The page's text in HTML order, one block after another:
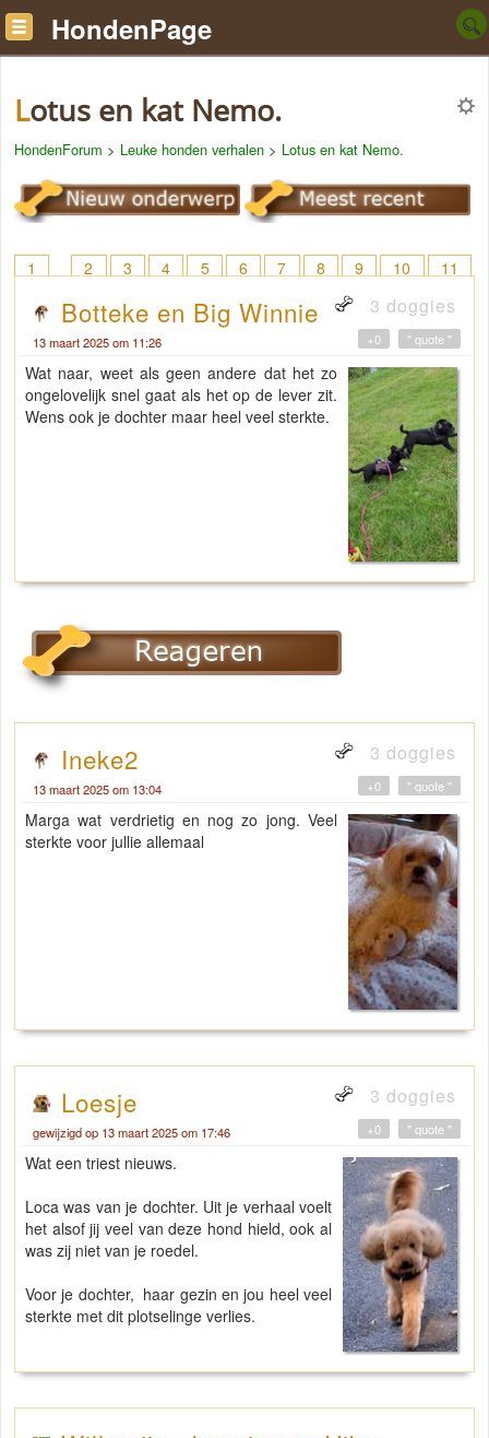
HondenPage
Lotus en kat Nemo.
HondenForum > Leuke honden verhalen > Lotus en kat Nemo.
1 2 3 4 5 6 7 8 9 10
11
Botteke en Big Winnie 3 doggies
13 maart 2025 om 11:26 " quote "
+0
Wat naar, weet als geen andere dat het zo
ongelovelijk snel gaat als het op de lever zit.
Wens ook je dochter maar heel veel sterkte.
Ineke2 3 doggies
13 maart 2025 om 13:04 " quote "
+0
Marga wat verdrietig en nog zo jong. Veel
sterkte voor jullie allemaal
Loesje 3 doggies
gewijzigd op 13 maart 2025 om 17:46 " quote "
+0
Wat een triest nieuws.
Loca was van je dochter. Uit je verhaal voelt
het alsof jij veel van deze hond hield, ook al
was zij niet van je roedel.
Voor je dochter, haar gezin en jou heel veel
sterkte met dit plotselinge verlies.